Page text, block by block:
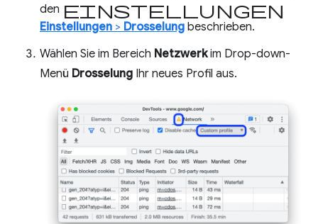
den Einstellungen
Einstellungen > Drosselung beschrieben.
Wählen Sie im Bereich Netzwerkim Drop-down-
Menü Drosselung Ihr neues Profil aus.